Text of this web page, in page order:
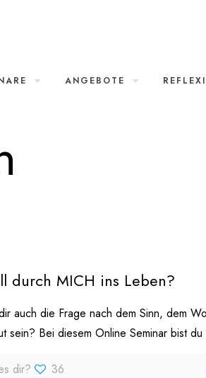
ANGEBOTE
durch MICH ins Leben?
auch die Frage nach dem Sinn, dem
sein? Bei diesem Online Seminar bist du
dir? 36